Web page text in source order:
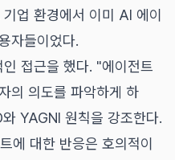
업 환경에서 이미 AI 에이
자들이었다.
접근을 했다. "에이전트
의 의도를 파악하게 하
YAGNI 원칙을 강조한다.
대한 반응은 호의적이